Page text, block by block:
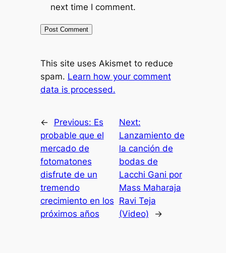
next time I comment.
This site uses Akismet to reduce
spam. Learn how your comment
data is processed.
← Previous: Es
probable que el
mercado de
fotomatones
disfrute de un
tremendo
crecimiento en los
próximos años
Next:
Lanzamiento de
la canción de
bodas de
Lacchi Gani por
Mass Maharaja
Ravi Teja
(Video)
→